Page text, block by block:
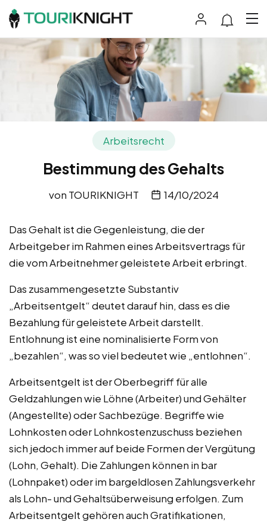
Arbeitsrecht
Bestimmung des Gehalts
von TOURIKNIGHT 14/10/2024
Das Gehalt ist die Gegenleistung, die der
Arbeitgeber im Rahmen eines Arbeitsvertrags für
die vom Arbeitnehmer geleistete Arbeit erbringt.
Das zusammengesetzte Substantiv
„Arbeitsentgelt“ deutet darauf hin, dass es die
Bezahlung für geleistete Arbeit darstellt.
Entlohnung ist eine nominalisierte Form von
„bezahlen“, was so viel bedeutet wie „entlohnen“.
Arbeitsentgelt ist der Oberbegriff für alle
Geldzahlungen wie Löhne (Arbeiter) und Gehälter
(Angestellte) oder Sachbezüge. Begriffe wie
Lohnkosten oder Lohnkostenzuschuss beziehen
sich jedoch immer auf beide Formen der Vergütung
(Lohn, Gehalt). Die Zahlungen können in bar
(Lohnpaket) oder im bargeldlosen Zahlungsverkehr
als Lohn- und Gehaltsüberweisung erfolgen. Zum
Arbeitsentgelt gehören auch Gratifikationen,